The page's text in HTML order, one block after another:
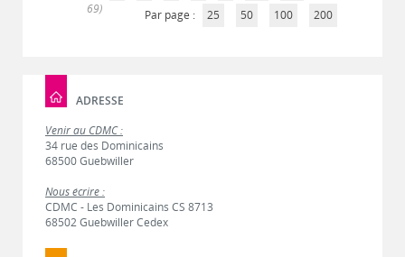
69)
Par page : 25 50 100 200
ADRESSE
Venir au CDMC :
34 rue des Dominicains
68500 Guebwiller
Nous écrire :
CDMC - Les Dominicains CS 8713
68502 Guebwiller Cedex